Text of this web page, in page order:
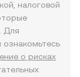
налоговой
Для
о рисках